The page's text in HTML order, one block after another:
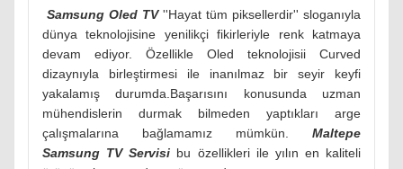
Samsung Oled TV''Hayat tüm piksellerdir'' sloganıyla
dünya teknolojisine yenilikçi fikirleriyle renk katmaya
devam ediyor. Özellikle Oled teknolojisii Curved
dizaynıyla birleştirmesi ile inanılmaz bir seyir keyfi
yakalamış durumda.Başarısını konusunda uzman
mühendislerin durmak bilmeden yaptıkları arge
çalışmalarına bağlamamız mümkün. Maltepe
Samsung TV Servisi bu özellikleri ile yılın en kaliteli